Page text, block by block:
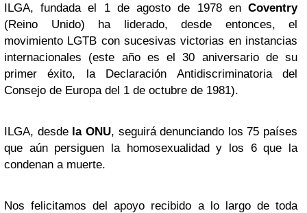
ILGA, fundada el 1 de agosto de 1978 en Coventry
(Reino Unido) ha liderado, desde entonces, el
movimiento LGTB con sucesivas victorias en instancias
internacionales (este año es el 30 aniversario de su
primer éxito, la Declaración Antidiscriminatoria del
Consejo de Europa del 1 de octubre de 1981).
ILGA, desde la ONU, seguirá denunciando los 75 países
que aún persiguen la homosexualidad y los 6 que la
condenan a muerte.
Nos felicitamos del apoyo recibido a lo largo de toda